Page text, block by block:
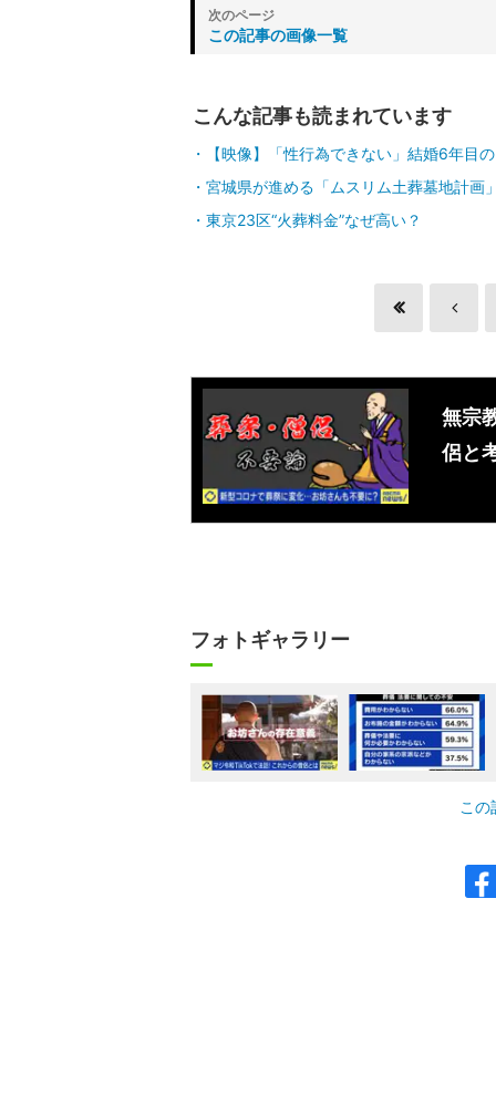
この記事の画像一覧
こんな記事も読まれています
【映像】「性行為できない」結婚6年目
宮城県が進める「ムスリム土葬墓地計画
東京23区“火葬料金”なぜ高い？
無宗
侶と
フォトギャラリー
この